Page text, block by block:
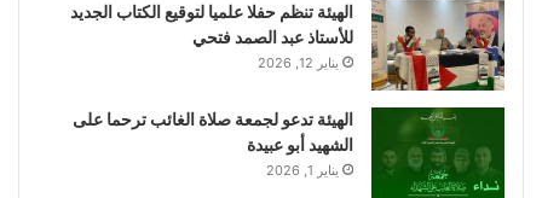
الهيئة تنظم حفلا علميا لتوقيع الكتاب الجديد
للأستاذ عبد الصمد فتحي
يناير 12, 2026
الهيئة تدعو لجمعة صلاة الغائب ترحما على
الشهيد أبو عبيدة
يناير 1, 2026